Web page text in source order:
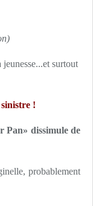
surtout
!
Pan» dissimule de
probablement